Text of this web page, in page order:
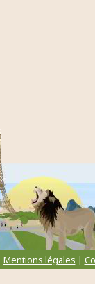
Mentions légales |